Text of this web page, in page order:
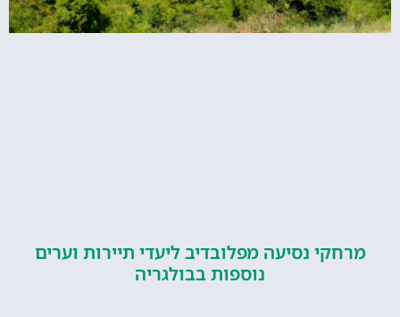
נסיעה מפלובדיב ליעדי תיירות וערים
נוספות בבולגריה